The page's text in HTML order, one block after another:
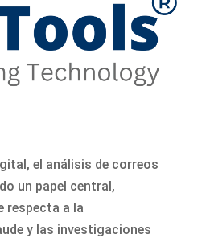
el análisis de correos
un papel central,
respecta a la
y las investigaciones